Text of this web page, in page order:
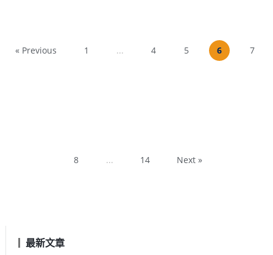
« Previous 1 ... 4 5 6 7
8 ... 14 Next »
最新文章